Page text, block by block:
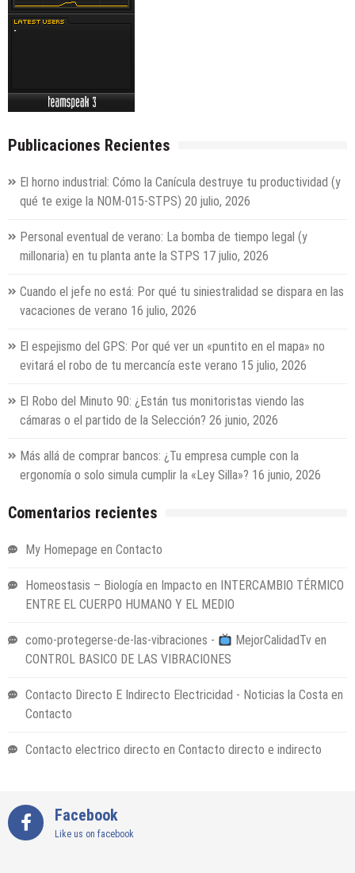
Publicaciones Recientes
El horno industrial: Cómo la Canícula destruye tu productividad (y
qué te exige la NOM-015-STPS) 20 julio, 2026
Personal eventual de verano: La bomba de tiempo legal (y
millonaria) en tu planta ante la STPS 17 julio, 2026
Cuando el jefe no está: Por qué tu siniestralidad se dispara en las
vacaciones de verano 16 julio, 2026
El espejismo del GPS: Por qué ver un «puntito en el mapa» no
evitará el robo de tu mercancía este verano 15 julio, 2026
El Robo del Minuto 90: ¿Están tus monitoristas viendo las
cámaras o el partido de la Selección? 26 junio, 2026
Más allá de comprar bancos: ¿Tu empresa cumple con la
ergonomía o solo simula cumplir la «Ley Silla»? 16 junio, 2026
Comentarios recientes
My Homepage en Contacto
Homeostasis – Biología en Impacto en
INTERCAMBIO TÉRMICO
ENTRE EL CUERPO HUMANO Y EL MEDIO
como-protegerse-de-las-vibraciones - MejorCalidadTv en
CONTROL BASICO DE LAS VIBRACIONES
Contacto Directo E Indirecto Electricidad - Noticias la Costa en
Contacto
Contacto electrico directo en Contacto directo e indirecto
Facebook
Like us on facebook